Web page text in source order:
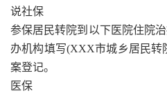
说社保
参保居民转院到以下医院住院
办机构填写(XXX市城乡居民转
案登记。
医保